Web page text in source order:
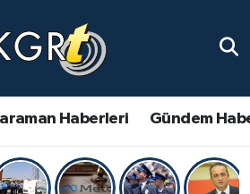
Haberleri Gündem